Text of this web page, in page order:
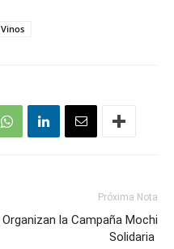
Vinos
Próxima Nota
Organizan la Campaña Mochi
Solidaria